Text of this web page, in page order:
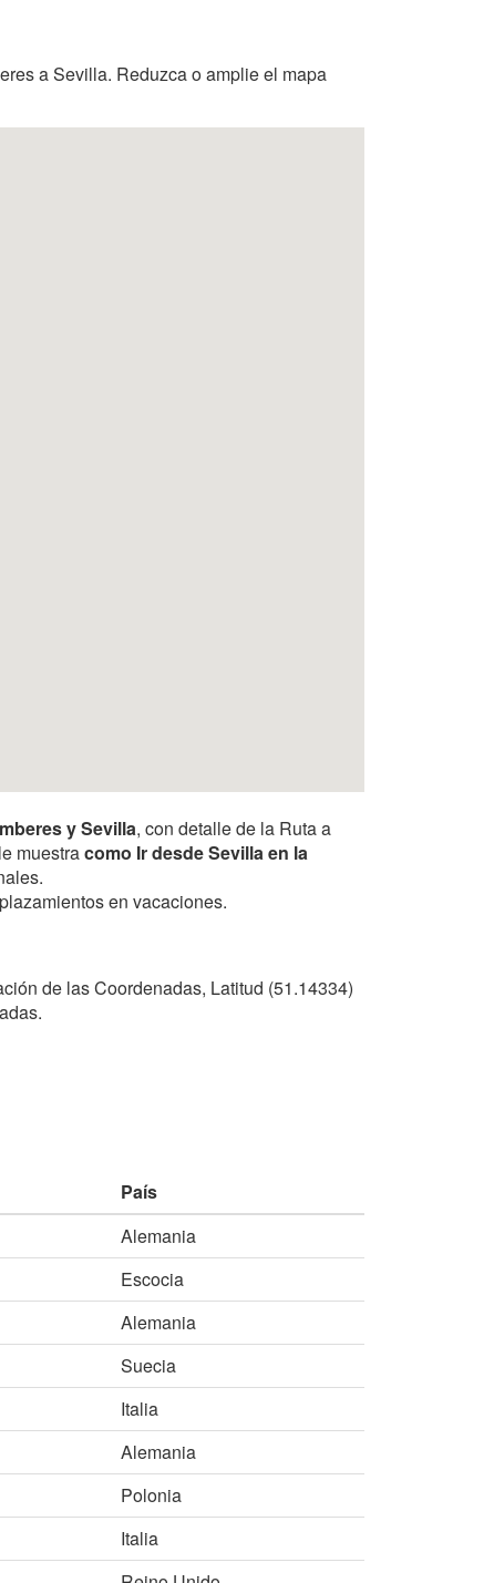
a Sevilla. Reduzca o amplie el mapa
y Sevilla, con detalle de la Ruta a
muestracomo Ir desde Sevilla en la
en vacaciones.
de las Coordenadas, Latitud (51.14334)
País
Alemania
Escocia
Alemania
Suecia
Italia
Alemania
Polonia
Italia